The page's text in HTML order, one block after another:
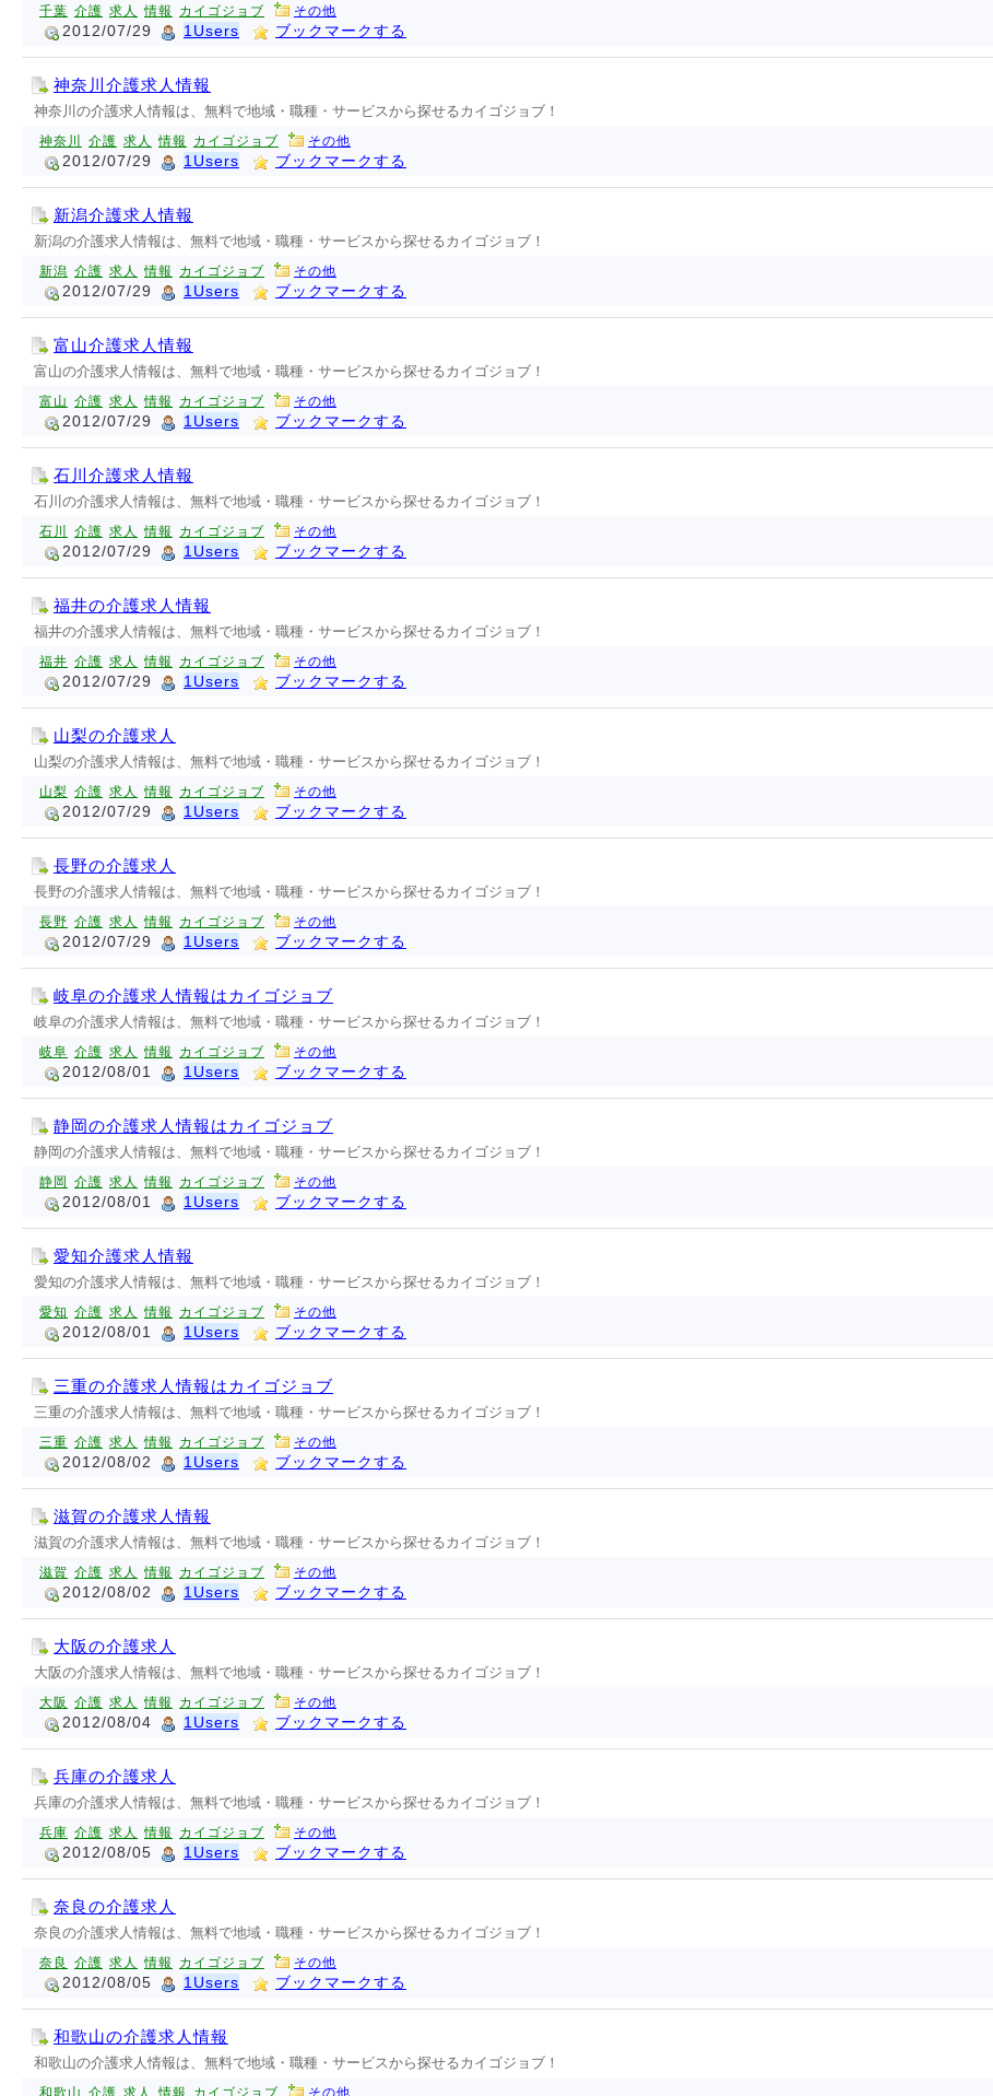
千葉 介護 求人 情報 カイゴジョブ その他
2012/07/29 1Users ブックマークする
神奈川介護求人情報
神奈川の介護求人情報は、無料で地域・職種・サービスから探せるカイゴジョブ！
神奈川 介護 求人 情報 カイゴジョブ その他
2012/07/29 1Users ブックマークする
新潟介護求人情報
新潟の介護求人情報は、無料で地域・職種・サービスから探せるカイゴジョブ！
新潟 介護 求人 情報 カイゴジョブ その他
2012/07/29 1Users ブックマークする
富山介護求人情報
富山の介護求人情報は、無料で地域・職種・サービスから探せるカイゴジョブ！
富山 介護 求人 情報 カイゴジョブ その他
2012/07/29 1Users ブックマークする
石川介護求人情報
石川の介護求人情報は、無料で地域・職種・サービスから探せるカイゴジョブ！
石川 介護 求人 情報 カイゴジョブ その他
2012/07/29 1Users ブックマークする
福井の介護求人情報
福井の介護求人情報は、無料で地域・職種・サービスから探せるカイゴジョブ！
福井 介護 求人 情報 カイゴジョブ その他
2012/07/29 1Users ブックマークする
山梨の介護求人
山梨の介護求人情報は、無料で地域・職種・サービスから探せるカイゴジョブ！
山梨 介護 求人 情報 カイゴジョブ その他
2012/07/29 1Users ブックマークする
長野の介護求人
長野の介護求人情報は、無料で地域・職種・サービスから探せるカイゴジョブ！
長野 介護 求人 情報 カイゴジョブ その他
2012/07/29 1Users ブックマークする
岐阜の介護求人情報はカイゴジョブ
岐阜の介護求人情報は、無料で地域・職種・サービスから探せるカイゴジョブ！
岐阜 介護 求人 情報 カイゴジョブ その他
2012/08/01 1Users ブックマークする
静岡の介護求人情報はカイゴジョブ
静岡の介護求人情報は、無料で地域・職種・サービスから探せるカイゴジョブ！
静岡 介護 求人 情報 カイゴジョブ その他
2012/08/01 1Users ブックマークする
愛知介護求人情報
愛知の介護求人情報は、無料で地域・職種・サービスから探せるカイゴジョブ！
愛知 介護 求人 情報 カイゴジョブ その他
2012/08/01 1Users ブックマークする
三重の介護求人情報はカイゴジョブ
三重の介護求人情報は、無料で地域・職種・サービスから探せるカイゴジョブ！
三重 介護 求人 情報 カイゴジョブ その他
2012/08/02 1Users ブックマークする
滋賀の介護求人情報
滋賀の介護求人情報は、無料で地域・職種・サービスから探せるカイゴジョブ！
滋賀 介護 求人 情報 カイゴジョブ その他
2012/08/02 1Users ブックマークする
大阪の介護求人
大阪の介護求人情報は、無料で地域・職種・サービスから探せるカイゴジョブ！
大阪 介護 求人 情報 カイゴジョブ その他
2012/08/04 1Users ブックマークする
兵庫の介護求人
兵庫の介護求人情報は、無料で地域・職種・サービスから探せるカイゴジョブ！
兵庫 介護 求人 情報 カイゴジョブ その他
2012/08/05 1Users ブックマークする
奈良の介護求人
奈良の介護求人情報は、無料で地域・職種・サービスから探せるカイゴジョブ！
奈良 介護 求人 情報 カイゴジョブ その他
2012/08/05 1Users ブックマークする
和歌山の介護求人情報
和歌山の介護求人情報は、無料で地域・職種・サービスから探せるカイゴジョブ！